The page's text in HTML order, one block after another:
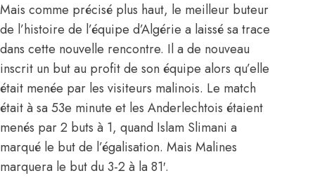
Mais comme précisé plus haut, le meilleur buteur
de l’histoire de l’équipe d’Algérie a laissé sa trace
dans cette nouvelle rencontre. Il a de nouveau
inscrit un but au profit de son équipe alors qu’elle
était menée par les visiteurs malinois. Le match
était à sa 53e minute et les Anderlechtois étaient
menés par 2 buts à 1, quand Islam Slimani a
marqué le but de l’égalisation. Mais Malines
marquera le but du 3-2 à la 81′.